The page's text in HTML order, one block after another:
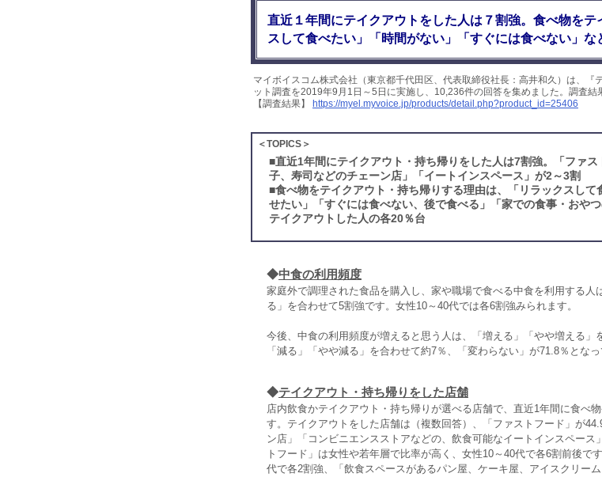
直近１年間にテイクアウトをした人は７割強。食べ物を
スして食べたい」「時間がない」「すぐには食べない」な
マイボイスコム株式会社（東京都千代田区、代表取締役社長：高井和久）は、『
ット調査を2019年9月1日～5日に実施し、10,236件の回答を集めました。調査結
【調査結果】
https://myel.myvoice.jp/products/detail.php?product_id=25406
＜TOPICS＞
■直近1年間にテイクアウト・持ち帰りをした人は7割強。「ファ
子、寿司などのチェーン店」「イートインスペース」が2～3割
■食べ物をテイクアウト・持ち帰りする理由は、「リラックスして
せたい」「すぐには食べない、後で食べる」「家での食事・おや
テイクアウトした人の各20％台
◆中食の利用頻度
家庭外で調理された食品を購入し、家や職場で食べる中食を利用する人
る」を合わせて5割強です。女性10～40代では各6割強みられます。
今後、中食の利用頻度が増えると思う人は、「増える」「やや増える」
「減る」「やや減る」を合わせて約7％、「変わらない」が71.8％となっ
◆テイクアウト・持ち帰りをした店舗
店内飲食かテイクアウト・持ち帰りが選べる店舗で、直近1年間に食べ
す。テイクアウトをした店舗は（複数回答）、「ファストフード」が
ン店」「コンビニエンスストアなどの、飲食可能なイートインスペース
トフード」は女性や若年層で比率が高く、女性10～40代で各6割前後で
代で各2割強、「飲食スペースがあるパン屋、ケーキ屋、アイスクリー